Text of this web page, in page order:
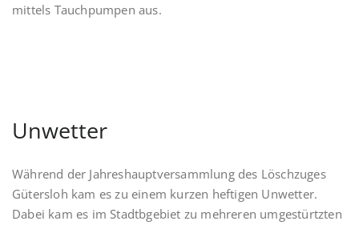
mittels Tauchpumpen aus.
Unwetter
Während der Jahreshauptversammlung des Löschzuges
Gütersloh kam es zu einem kurzen heftigen Unwetter.
Dabei kam es im Stadtbgebiet zu mehreren umgestürtzten